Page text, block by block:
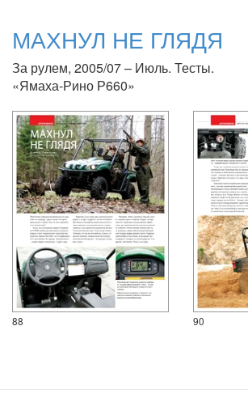
МАХНУЛ НЕ ГЛЯДЯ
За рулем, 2005/07 – Июль. Тесты.
«Ямаха-Рино Р660»
88 90